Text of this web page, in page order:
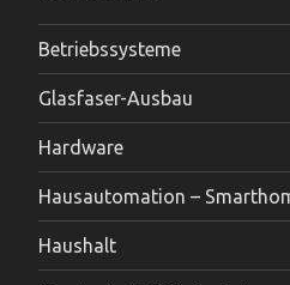
Betriebssysteme
Glasfaser-Ausbau
Hardware
Hausautomation –
Haushalt